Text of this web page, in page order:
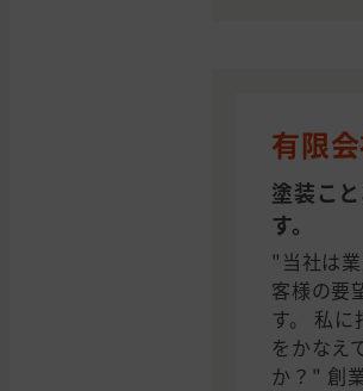
有限
塗装こ
す。
"当社は
客様の要
す。 私
をかなえ
か？" 創